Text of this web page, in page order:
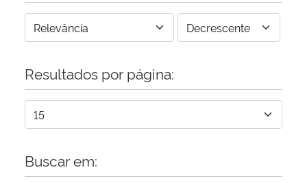
Resultados por página:
Buscar em: